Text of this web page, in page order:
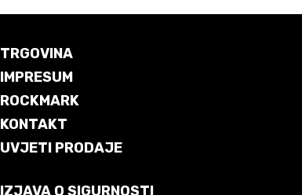
TRGOVINA
IMPRESUM
ROCKMARK
KONTAKT
UVJETI PRODAJE
IZJAVA O SIGURNOSTI